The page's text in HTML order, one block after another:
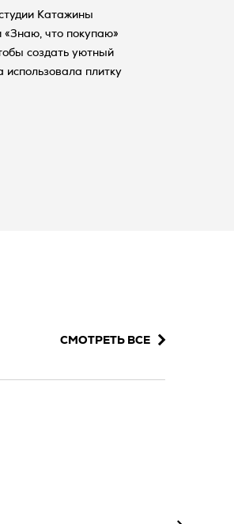
Катажины
что покупаю»
создать уютный
использовала плитку
СМОТРЕТЬ ВСЕ